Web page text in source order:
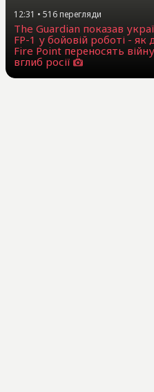
12:31 • 516перегляди
The Guardian показав
FP-1 у бойовій роботі - як
Fire Point переносять війну
вглиб росії